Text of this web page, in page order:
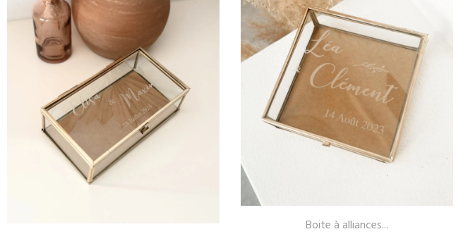
Rondin porte alliances...